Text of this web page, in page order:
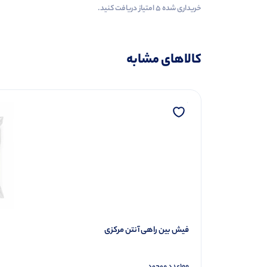
خریداری شده ۵ امتیاز دریافت کنید.
کالاهای مشابه
فیش بین راهی آنتن مرکزی